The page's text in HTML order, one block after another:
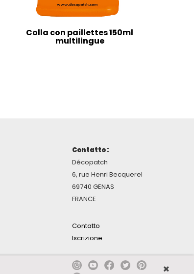
Colla con paillettes 150ml
multilingue
Contatto :
Décopatch
6, rue Henri Becquerel
69740 GENAS
FRANCE
Contatto
Iscrizione